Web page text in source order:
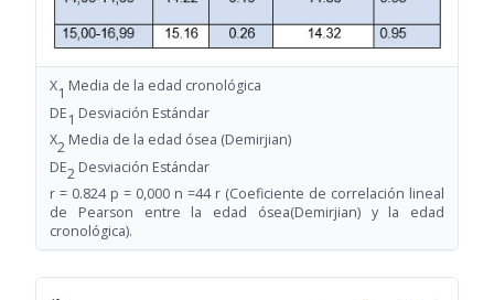
X1 Media de la edad cronológica
DE1 Desviación Estándar
X2 Media de la edad ósea (Demirjian)
DE2 Desviación Estándar
r = 0.824 p = 0,000 n =44 r (Coeficiente de correlación lineal
de Pearson entre la edad ósea(Demirjian) y la edad
cronológica).